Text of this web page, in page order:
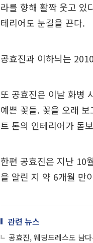
라를 향해 활짝 웃고 있
테리어도 눈길을 끈다.
공효진과 이하늬는
또 공효진은 이날 화병
예쁜 꽃들. 꽃을 오래
트 톤의 인테리어가 돋
한편 공효진은 지난 10
을 알린 지 약 6개월 만
관련 뉴스
공효진, 웨딩드레스도 남